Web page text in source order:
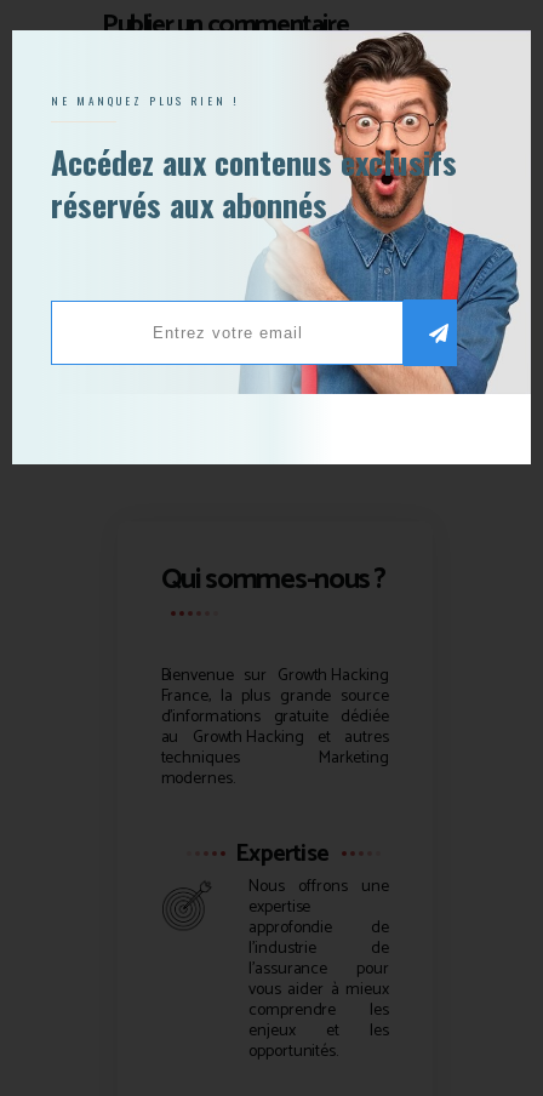
Publier un commentaire
Qui sommes-nous ?
Bienvenue sur Growth Hacking
France, la plus grande source
d’informations gratuite dédiée
au Growth Hacking et autres
techniques Marketing
modernes.
Expertise
Nous offrons une
expertise
approfondie de
l’industrie de
l’assurance pour
vous aider à mieux
comprendre les
enjeux et les
opportunités.
NE MANQUEZ PLUS RIEN !
Accédez aux contenus exclusifs
réservés aux abonnés